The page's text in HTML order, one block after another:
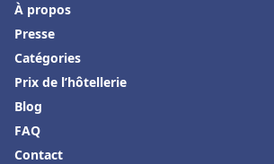
Hôtels à Grindelwald
Hôtels à Fontainebleau
Hôtels à Thann
Hôtels à Bonneuil-sur-Marne
Hôtels à Tallard
À propos
Presse
Catégories
Prix de l’hôtellerie
Blog
FAQ
Contact